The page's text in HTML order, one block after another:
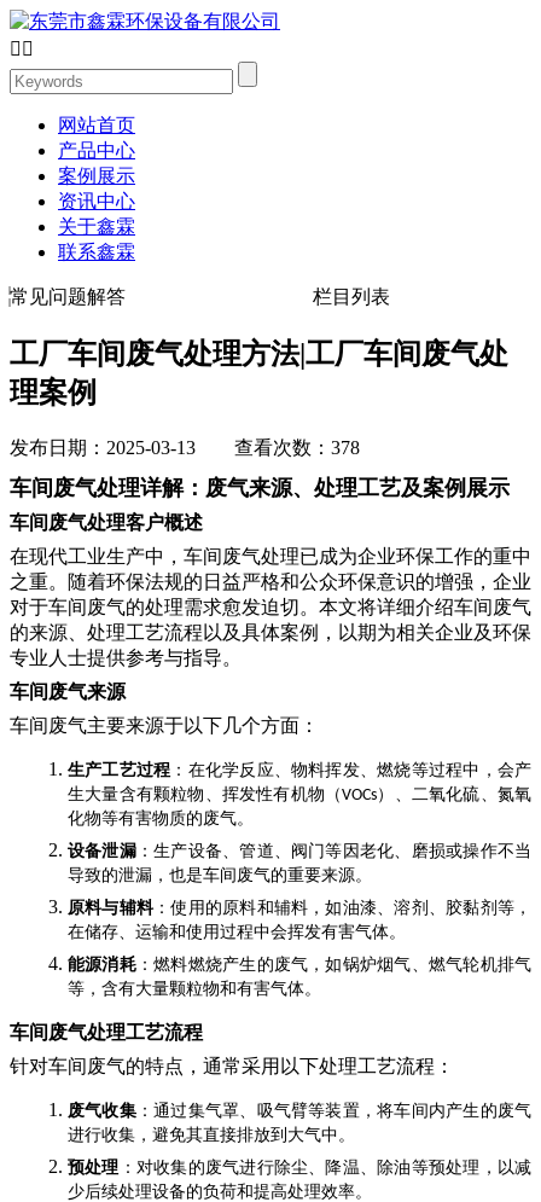
 
网站首页
产品中心
案例展示
资讯中心
关于鑫霖
联系鑫霖
常见问题解答 栏目列表
工厂车间废气处理方法|工厂车间废气处
理案例
发布日期：2025-03-13 查看次数：378
车间废气处理详解：废气来源、处理工艺及案例展示
车间废气处理客户概述
在现代工业生产中，车间废气处理已成为企业环保工作的重中
之重。随着环保法规的日益严格和公众环保意识的增强，企业
对于车间废气的处理需求愈发迫切。本文将详细介绍车间废气
的来源、处理工艺流程以及具体案例，以期为相关企业及环保
专业人士提供参考与指导。
车间废气来源
车间废气主要来源于以下几个方面：
生产工艺过程 ：在化学反应、物料挥发、燃烧等过程中，会产
生大量含有颗粒物、挥发性有机物（VOCs）、二氧化硫、氮氧
化物等有害物质的废气。
设备泄漏：生产设备、管道、阀门等因老化、磨损或操作不当
导致的泄漏，也是车间废气的重要来源。
原料与辅料：使用的原料和辅料，如油漆、溶剂、胶黏剂等，
在储存、运输和使用过程中会挥发有害气体。
能源消耗：燃料燃烧产生的废气，如锅炉烟气、燃气轮机排气
等，含有大量颗粒物和有害气体。
车间废气处理工艺流程
针对车间废气的特点，通常采用以下处理工艺流程：
废气收集：通过集气罩、吸气臂等装置，将车间内产生的废气
进行收集，避免其直接排放到大气中。
预处理 ：对收集的废气进行除尘、降温、除油等预处理，以减
少后续处理设备的负荷和提高处理效率。